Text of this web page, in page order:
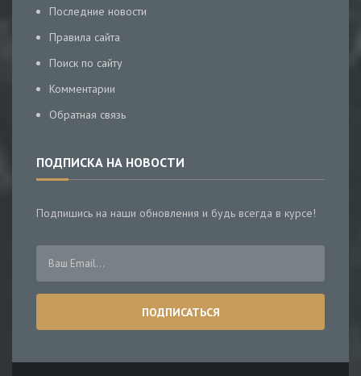
Последние новости
Правила сайта
Поиск по сайту
Комментарии
Обратная связь
ПОДПИСКА НА НОВОСТИ
Подпишись на наши обновления и будь всегда в курсе!